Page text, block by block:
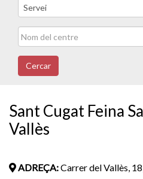
Cercar
Sant Cugat Feina
Vallès
ADREÇA:Carrer del Vallès,